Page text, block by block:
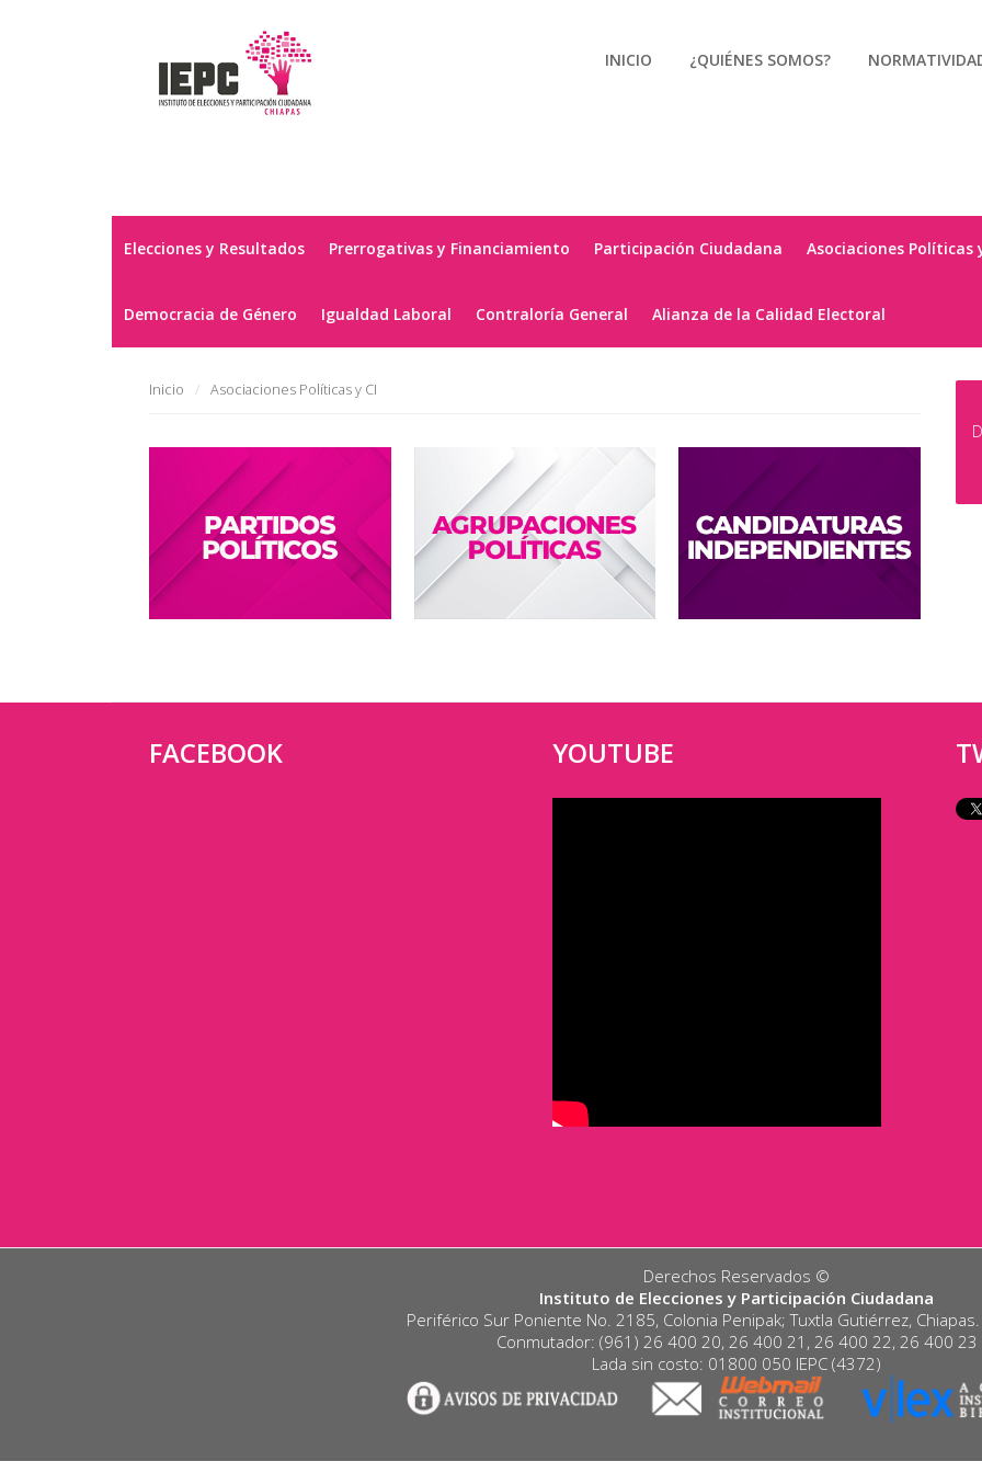
INICIO ¿QUIÉNES SOMOS?
Elecciones y Resultados Prerrogativas y Financiamiento Participación Ciudadana Asociaciones Políticas
Democracia de Género Igualdad Laboral Contraloría General Alianza de la Calidad Electoral
Inicio Asociaciones Políticas y CI
FACEBOOK YOUTUBE
Derechos Reservados ©️
Instituto de Elecciones y Participación Ciudadana
Periférico Sur Poniente No. 2185, Colonia Penipak; Tuxtla Gutiérrez,
Conmutador: (961) 26 400 20, 26 400 21, 26 400 22, 26 400 23
Lada sin costo: 01800 050 IEPC (4372)